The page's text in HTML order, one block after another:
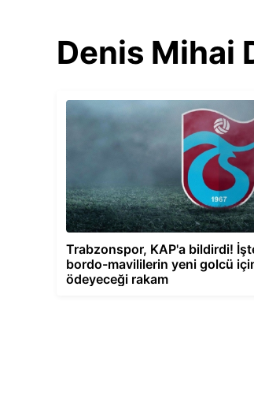
Denis Mihai
Trabzonspor, KAP'a bildirdi!
bordo-mavililerin yeni golcü
ödeyeceği rakam